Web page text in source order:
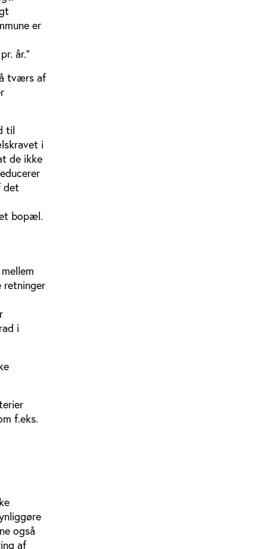
er
år.”
tværs af
til
i
de ikke
det
bopæl.
retninger
i
f.eks.
også
af